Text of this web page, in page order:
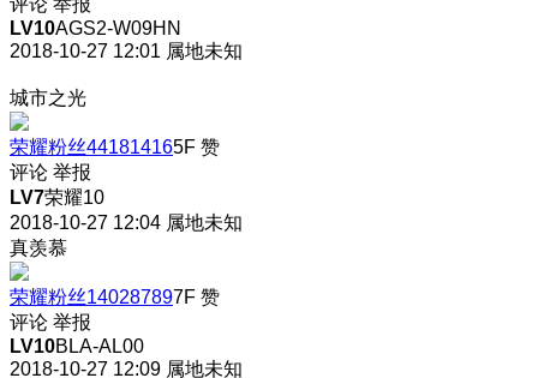
评论 举报
LV10AGS2-W09HN
2018-10-27 12:01 属地未知
城市之光
荣耀粉丝441814165F 赞
评论 举报
LV7荣耀10
2018-10-27 12:04 属地未知
真羡慕
荣耀粉丝140287897F 赞
评论 举报
LV10BLA-AL00
2018-10-27 12:09 属地未知